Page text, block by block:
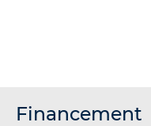
Financement